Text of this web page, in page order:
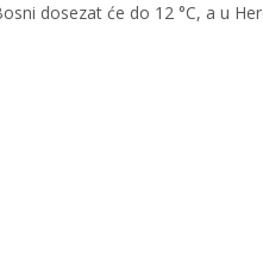
dosezat će do 12 °C, a u